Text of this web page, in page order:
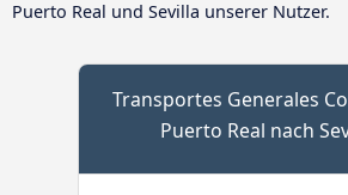
Puerto Real und Sevilla unserer Nutzer.
Transportes Generales
Puerto Real nach